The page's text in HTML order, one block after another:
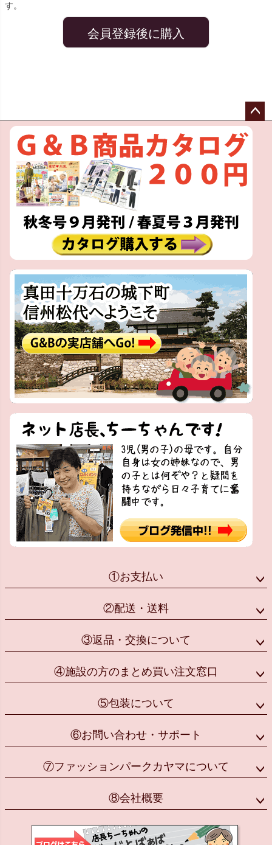
す。
会員登録後に購入
ペー
へ
①お支払い
②配送・送料
③返品・交換について
④施設の方のまとめ買い注文窓口
⑤包装について
⑥お問い合わせ・サポート
⑦ファッションパークカヤマについて
⑧会社概要